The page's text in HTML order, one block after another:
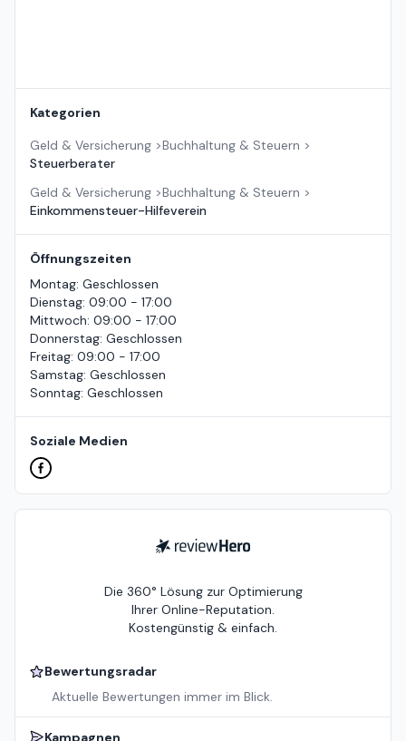
Kategorien
Geld & Versicherung >Buchhaltung & Steuern >
Steuerberater
Geld & Versicherung >Buchhaltung & Steuern >
Einkommensteuer-Hilfeverein
Öffnungszeiten
Montag: Geschlossen
Dienstag: 09:00 - 17:00
Mittwoch: 09:00 - 17:00
Donnerstag: Geschlossen
Freitag: 09:00 - 17:00
Samstag: Geschlossen
Sonntag: Geschlossen
Soziale Medien
ReviewHero
Die 360° Lösung zur Optimierung
Ihrer Online-Reputation.
Kostengünstig & einfach.
Bewertungsradar
Aktuelle Bewertungen immer im Blick.
Kampagnen